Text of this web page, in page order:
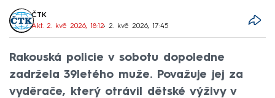
ČTK
Akt. 2. kvě 2026, 18:12• 2. kvě 2026, 17:45
Rakouská policie v sobotu dopoledne
zadržela 39letého muže. Považuje jej za
vyděrače, který otrávil dětské výživy v